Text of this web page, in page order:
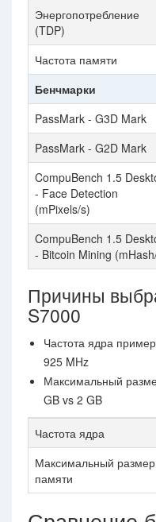
Энергопотребление
(TDP)
Частота памяти
Бенчмарки
PassMark - G3D Mark
PassMark - G2D Mark
CompuBench 1.5
- Face Detection
(mPixels/s)
CompuBench 1.5
- Bitcoin Mining
Причины
S7000
Частота ядра
925 MHz
Максимальный
GB vs 2 GB
Частота ядра
Максимальный размер
памяти